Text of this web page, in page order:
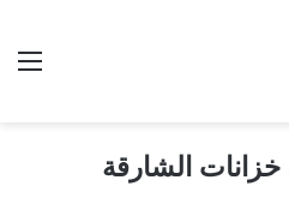
الشارقة